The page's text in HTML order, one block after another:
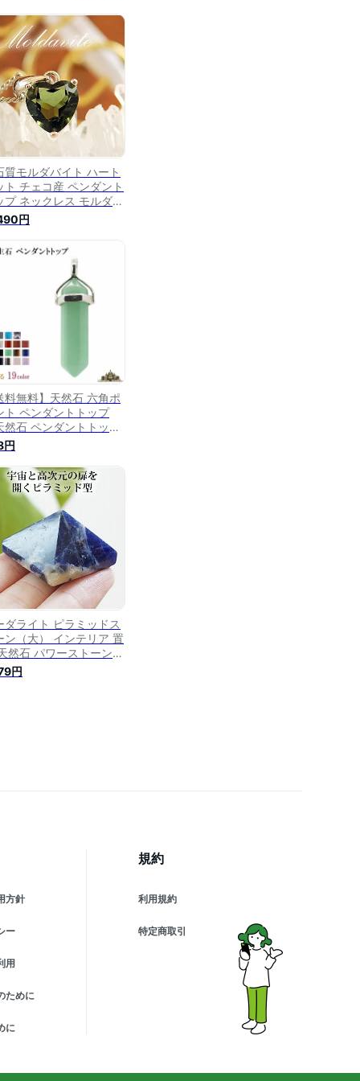
質モルダバイト ハート
ト チェコ産 ペンダント
プ ネックレス モルダバ
天然石 パワーストーン
ダバイト 天然石ペンダ
パワーストーンペンダ
天然石 パワーストーン
ダントトップ ネックレ
モルダバイト
円
料無料】天然石 六角ポ
ト ペンダントトップ
然石 ペンダントトップ
ダント トップ ネックレ
ワーストーン メンズ
ィース ネック アクセサ
ジュエリー 風水 開運
ゼント ギフト 贈り物
ント消化】
円
ダライト ピラミッドス
ン（大） インテリア 置
然石 パワーストーン
ダライト ピラミッド 天
インテリア パワースト
円
方針
ー
用
ために
に
規約
利用規約
特定商取引